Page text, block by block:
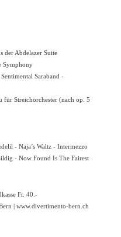
der Abdelazer Suite
Symphony
Saraband -
für Streichorchester (nach op. 5
- Naja’s Waltz - Intermezzo
- Now Found Is The Fairest
Fr. 40.-
| www.divertimento-bern.ch